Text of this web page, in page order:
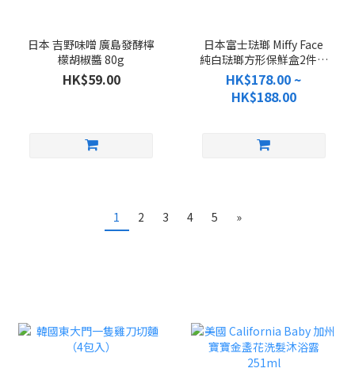
日本 吉野味噌 廣島發酵檸
檬胡椒醬 80g
HK$59.00
日本富士琺瑯 Miffy Face
純白琺瑯方形保鮮盒2件套
裝
HK$178.00 ~
HK$188.00
1 2 3 4 5 »